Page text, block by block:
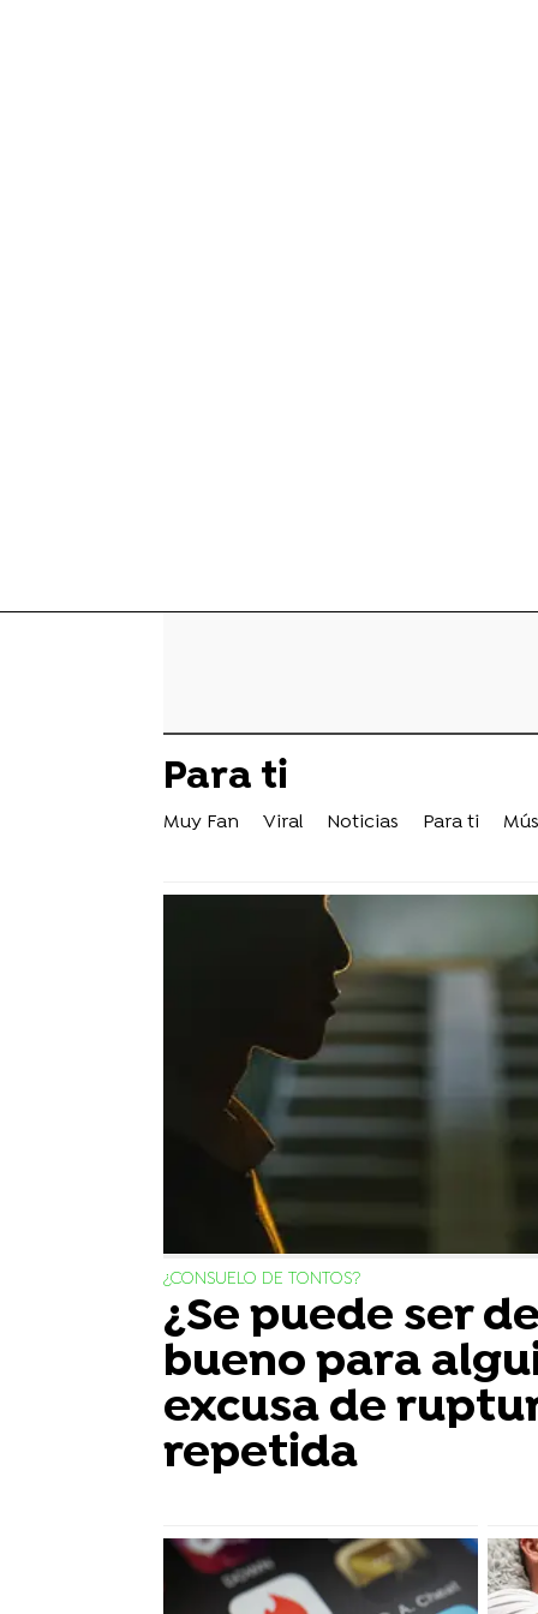
Para ti
Muy Fan Viral Noticias Para ti
¿CONSUELO DE TONTOS?
¿Se puede ser
bueno para
excusa de
repetida